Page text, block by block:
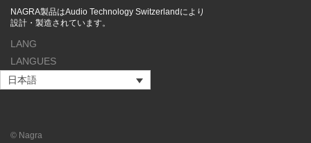
NAGRA製品はAudio Technology Switzerlandにより
設計・製造されています。
LANG
LANGUES
日本語
© Nagra